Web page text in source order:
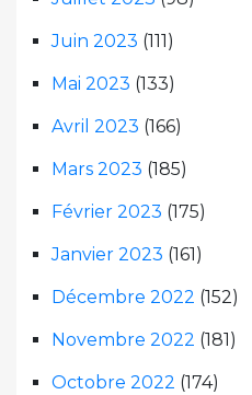
Juin 2023 (111)
Mai 2023 (133)
Avril 2023 (166)
Mars 2023 (185)
Février 2023 (175)
Janvier 2023 (161)
Décembre 2022 (152)
Novembre 2022 (181)
Octobre 2022 (174)